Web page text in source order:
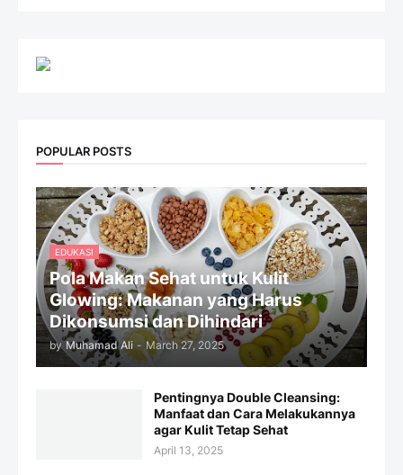
POPULAR POSTS
EDUKASI
Pola Makan Sehat untuk Kulit
Glowing: Makanan yang Harus
Dikonsumsi dan Dihindari
by Muhamad Ali - March 27, 2025
Pentingnya Double Cleansing:
Manfaat dan Cara Melakukannya
agar Kulit Tetap Sehat
April 13, 2025